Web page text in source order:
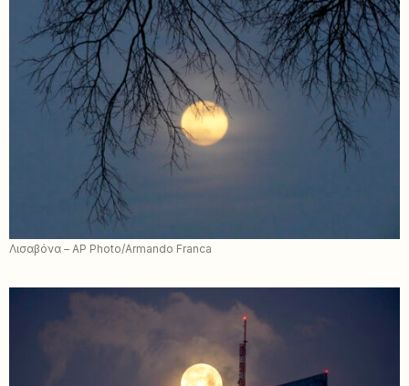
Λισαβόνα – AP Photo/Armando Franca